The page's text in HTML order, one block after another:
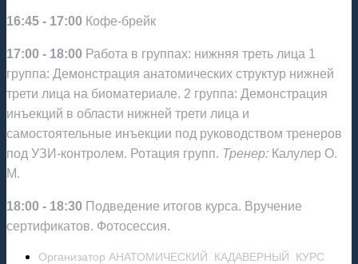
16:45 - 17:00 Кофе-брейк
17:00 - 18:00 Работа в группах: нижняя треть лица 1
группа: Демонстрация анатомических структур нижней
трети лица на биоматериале. 2 группа: Демонстрация
инъекций в области нижней трети лица и
самостоятельные инъекции под руководством тренеров
под УЗИ-контролем. Ротация групп. Тренер: Калулер О.
М.
18:00 - 18:30 Подведение итогов курса. Вручение
сертификатов. Фотосессия.
Организатор АНАТОМИЧЕСКИЙ КАДАВЕРНЫЙ КУРС